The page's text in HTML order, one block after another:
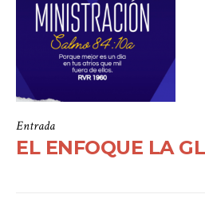
Entrada
EL ENFOQUE LA